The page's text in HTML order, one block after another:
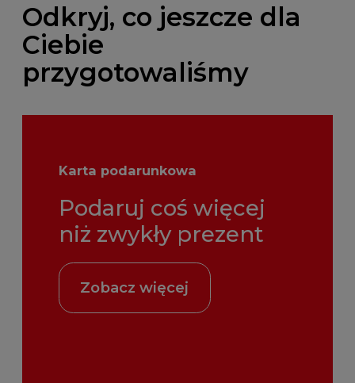
Odkryj, co jeszcze dla
Ciebie
przygotowaliśmy
Karta podarunkowa
Podaruj coś więcej
niż zwykły prezent
Zobacz więcej